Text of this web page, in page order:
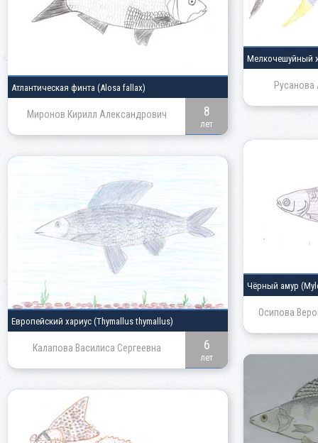
Мелкочешуйный
Атлантическая финта (Alosa fallax)
Миронов Кирилл Александрович 8
лет
Чёрный амур
Осипова
Европейский хариус (Thymallus thymallus)
Калапова Василиса Сергеевна 6
лет